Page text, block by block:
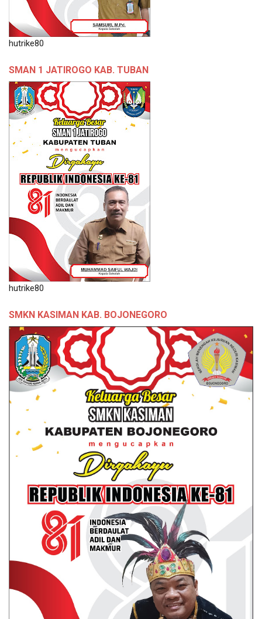
hutrike80
SMAN 1 JATIROGO KAB. TUBAN
hutrike80
SMKN KASIMAN KAB. BOJONEGORO